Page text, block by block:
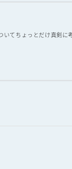
てちょっとだけ真剣に